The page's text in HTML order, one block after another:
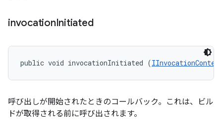
invocationInitiated
public void invocationInitiated (
呼び出しが開始されたときのコールバック。これは、ビル
ドが取得される前に呼び出されます。